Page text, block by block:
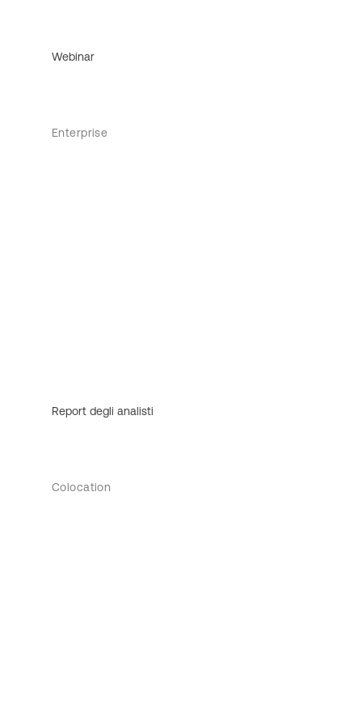
Webinar
Enterprise
Report degli analisti
Colocation